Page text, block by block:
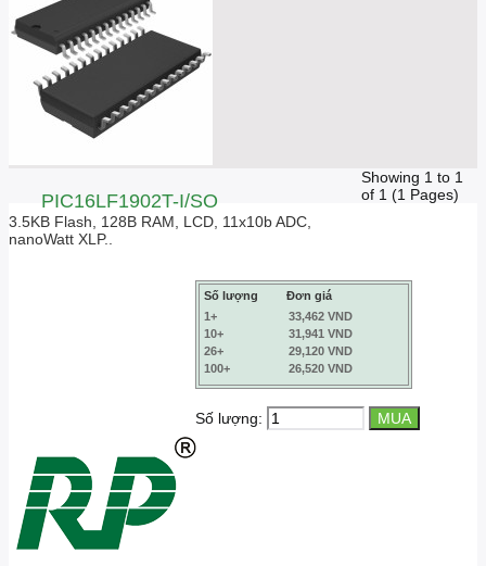
PIC16LF1902T-I/SO
3.5KB Flash, 128B RAM, LCD, 11x10b ADC,
nanoWatt XLP..
Số lượng
Đơn giá
1+
33,462 VND
10+
31,941 VND
26+
29,120 VND
100+
26,520 VND
Số lượng:
Showing 1 to 1
of 1 (1 Pages)